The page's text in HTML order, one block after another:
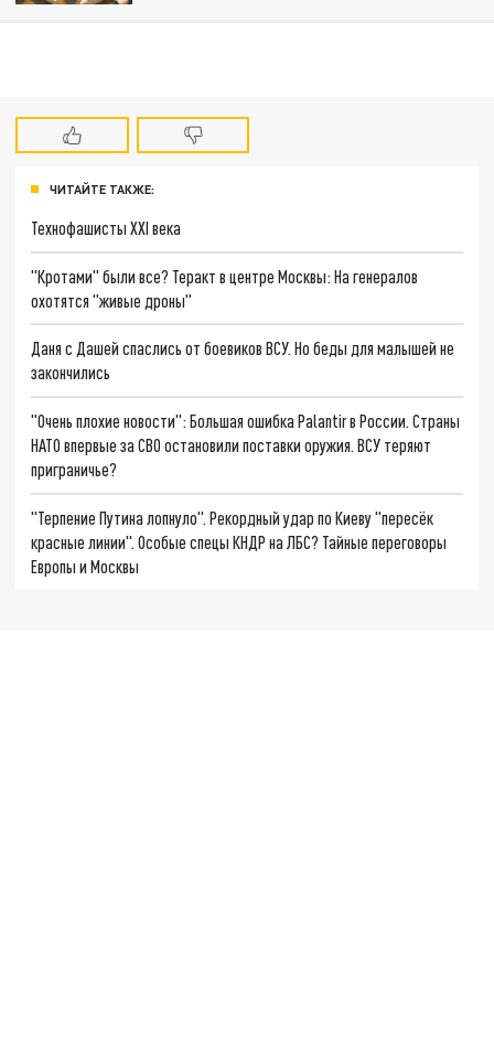
ЧИТАЙТЕ ТАКЖЕ:
Технофашисты XXI века
"Кротами" были все? Теракт в центре Москвы: На генералов
охотятся "живые дроны"
Даня с Дашей спаслись от боевиков ВСУ. Но беды для малышей не
закончились
"Очень плохие новости": Большая ошибка Palantir в России. Страны
НАТО впервые за СВО остановили поставки оружия. ВСУ теряют
приграничье?
"Терпение Путина лопнуло". Рекордный удар по Киеву "пересёк
красные линии". Особые спецы КНДР на ЛБС? Тайные переговоры
Европы и Москвы